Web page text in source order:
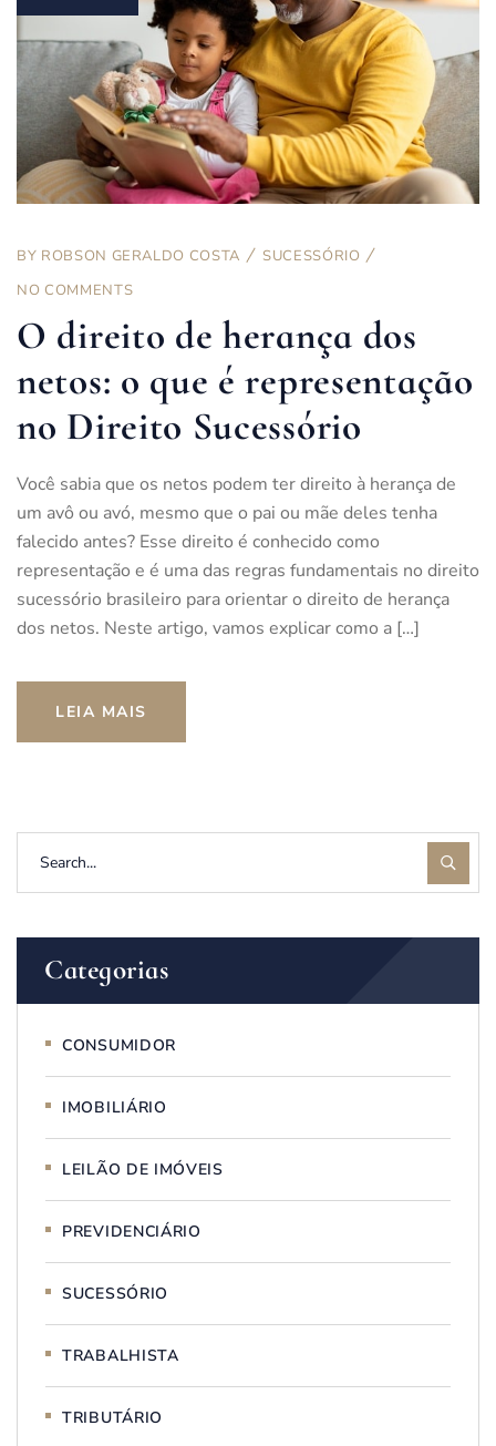
BY ROBSON GERALDO COSTA
SUCESSÓRIO
NO COMMENTS
O direito de herança dos
netos: o que é representação
no Direito Sucessório
Você sabia que os netos podem ter direito à herança de
um avô ou avó, mesmo que o pai ou mãe deles tenha
falecido antes? Esse direito é conhecido como
representação e é uma das regras fundamentais no direito
sucessório brasileiro para orientar o direito de herança
dos netos. Neste artigo, vamos explicar como a […]
LEIA MAIS
Categorias
CONSUMIDOR
IMOBILIÁRIO
LEILÃO DE IMÓVEIS
PREVIDENCIÁRIO
SUCESSÓRIO
TRABALHISTA
TRIBUTÁRIO